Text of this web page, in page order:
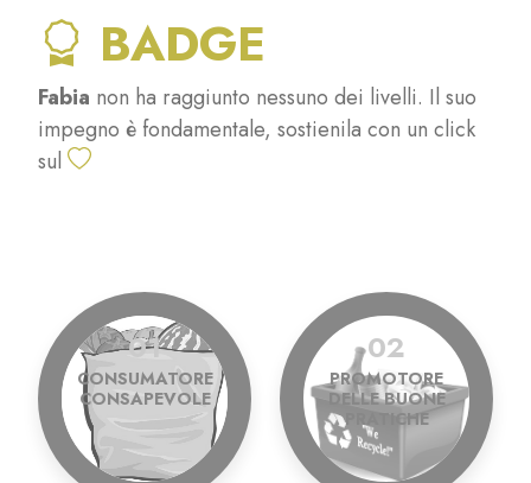
BADGE
Fabia non ha raggiunto nessuno dei livelli. Il suo
impegno è fondamentale, sostienila con un click
sul
01
CONSUMATORE
CONSAPEVOLE
02
PROMOTORE
DELLE BUONE
PRATICHE